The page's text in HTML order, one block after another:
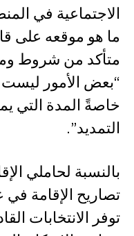
الاجتماعية في
ما هو موقعه على
متأكد من شروط
“بعض الأمور ليست
خاصةً المدة التي
التمديد”.
بالنسبة لحاملي
توفر الانتخابات